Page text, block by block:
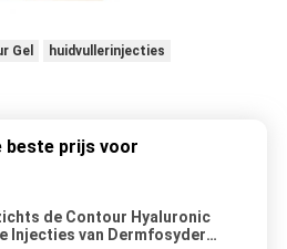
Gel
huidvullerinjecties
beste prijs voor
de Contour Hyaluronic
Injecties van Dermfosyderm